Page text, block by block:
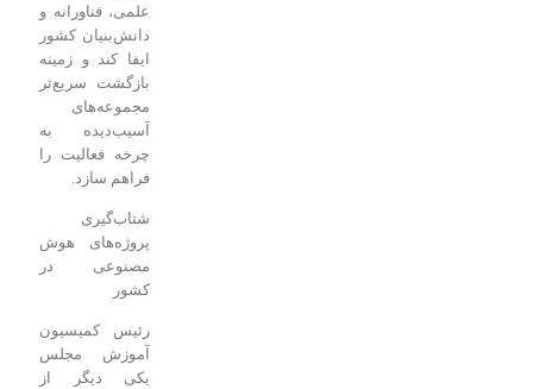
علمی، فناورانه و
دانش‌بنیان کشور
ایفا کند و زمینه
بازگشت سریع‌تر
مجموعه‌های
آسیب‌دیده به
چرخه فعالیت را
فراهم سازد.
پروژه‌های هوش
مصنوعی در
رئیس کمیسیون
آموزش مجلس
یکی دیگر از